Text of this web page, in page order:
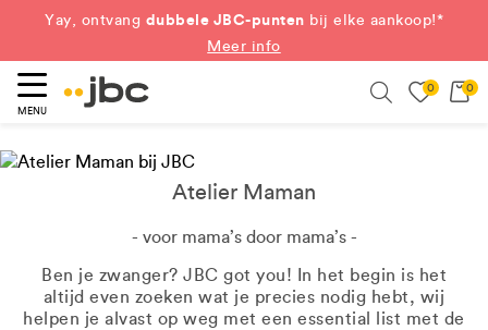
Yay, ontvang dubbele JBC-punten bij elke aankoop!*
Meer info
MENU
0 0
Atelier Maman
- voor mama’s door mama’s -
Ben je zwanger? JBC got you! In het begin is het
altijd even zoeken wat je precies nodig hebt, wij
helpen je alvast op weg met een essential list met de